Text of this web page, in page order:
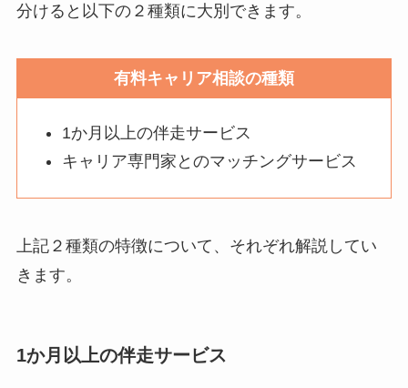
分けると以下の２種類に大別できます。
有料キャリア相談の種類
1か月以上の伴走サービス
キャリア専門家とのマッチングサービス
上記２種類の特徴について、それぞれ解説してい
きます。
1か月以上の伴走サービス